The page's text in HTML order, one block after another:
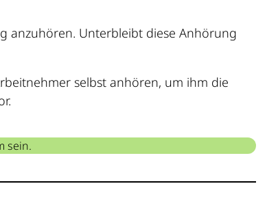
anzuhören. Unterbleibt diese Anhörung
selbst anhören, um ihm die
sein.